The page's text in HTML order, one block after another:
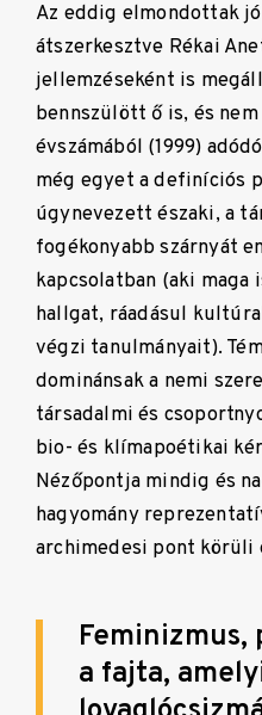
Az eddig elmondottak
átszerkesztve Rékai
jellemzéseként is
bennszülött ő is, és
évszámából (1999)
még egyet a definíciós
úgynevezett északi, a
fogékonyabb szárnyát
kapcsolatban (aki maga
hallgat, ráadásul
végzi tanulmányait).
dominánsak a nemi
társadalmi és
bio- és klímapoétikai
Nézőpontja mindig és
hagyomány
archimedesi pont körüli
Feminizmus,
a fajta,